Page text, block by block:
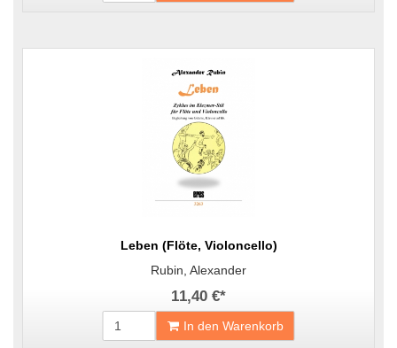
Leben (Flöte, Violoncello)
Rubin, Alexander
11,40 €*
In den Warenkorb